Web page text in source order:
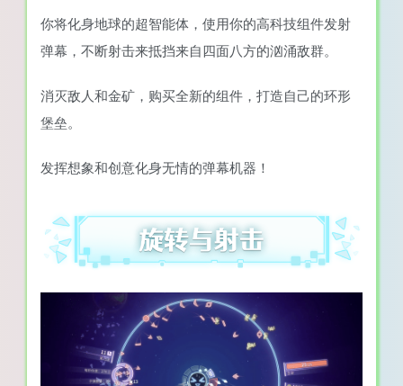
你将化身地球的超智能体，使用你的高科技组件发射
弹幕，不断射击来抵挡来自四面八方的汹涌敌群。
消灭敌人和金矿，购买全新的组件，打造自己的环形
堡垒。
发挥想象和创意化身无情的弹幕机器！